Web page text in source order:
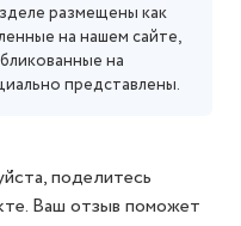
размещены как
на нашем сайте,
на
представлены.
поделитесь
Ваш отзыв поможет